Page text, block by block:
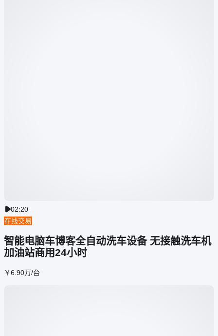
02:20
在线交易
智能电脑车博客全自动洗车设备 无接触洗车机
加油站商用24小时
￥6.90万/台